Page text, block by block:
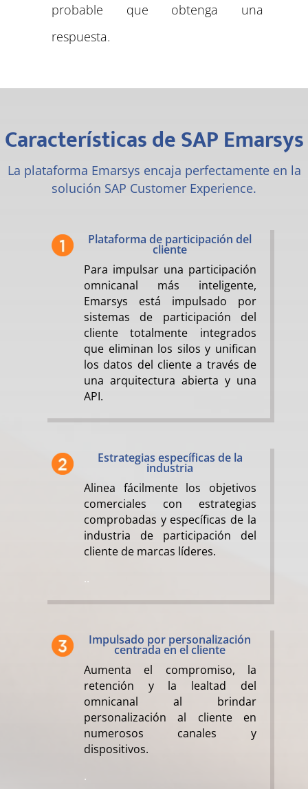
probable que obtenga una
respuesta.
Características de SAP Emarsys
La plataforma Emarsys encaja perfectamente en la
solución SAP Customer Experience.
Plataforma de participación del
cliente
Para impulsar una participación
omnicanal más inteligente,
Emarsys está impulsado por
sistemas de participación del
cliente totalmente integrados
que eliminan los silos y unifican
los datos del cliente a través de
una arquitectura abierta y una
API.
Estrategias específicas de la
industria
Alinea fácilmente los objetivos
comerciales con estrategias
comprobadas y específicas de la
industria de participación del
cliente de marcas líderes.
..
Impulsado por personalización
centrada en el cliente
Aumenta el compromiso, la
retención y la lealtad del
omnicanal al brindar
personalización al cliente en
numerosos canales y
dispositivos.
.